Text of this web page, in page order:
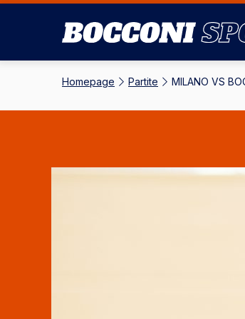
principale
Homepage- Partite- MILANO VS